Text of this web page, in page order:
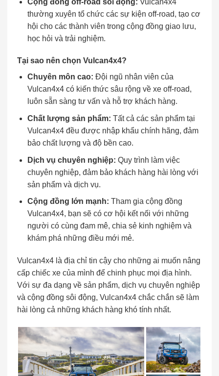
thường xuyên tổ chức các sự kiện off-road, tạo cơ
hội cho các thành viên trong cộng đồng giao lưu,
học hỏi và trải nghiệm.
Tại sao nên chọn Vulcan4x4?
Chuyên môn cao: Đội ngũ nhân viên của
Vulcan4x4 có kiến thức sâu rộng về xe off-road,
luôn sẵn sàng tư vấn và hỗ trợ khách hàng.
Chất lượng sản phẩm: Tất cả các sản phẩm tại
Vulcan4x4 đều được nhập khẩu chính hãng, đảm
bảo chất lượng và độ bền cao.
Dịch vụ chuyên nghiệp: Quy trình làm việc
chuyên nghiệp, đảm bảo khách hàng hài lòng với
sản phẩm và dịch vụ.
Cộng đồng lớn mạnh: Tham gia cộng đồng
Vulcan4x4, bạn sẽ có cơ hội kết nối với những
người có cùng đam mê, chia sẻ kinh nghiệm và
khám phá những điều mới mẻ.
Vulcan4x4 là địa chỉ tin cậy cho những ai muốn nâng
cấp chiếc xe của mình để chinh phục mọi địa hình.
Với sự đa dạng về sản phẩm, dịch vụ chuyên nghiệp
và cộng đồng sôi động, Vulcan4x4 chắc chắn sẽ làm
hài lòng cả những khách hàng khó tính nhất.